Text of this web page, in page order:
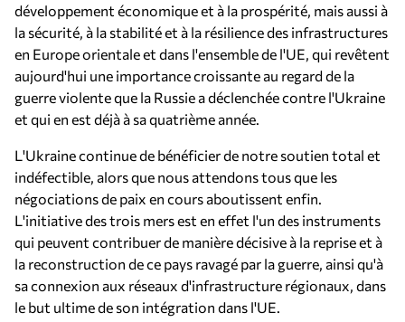
développement économique et à la prospérité, mais aussi à
la sécurité, à la stabilité et à la résilience des infrastructures
en Europe orientale et dans l'ensemble de l'UE, qui revêtent
aujourd'hui une importance croissante au regard de la
guerre violente que la Russie a déclenchée contre l'Ukraine
et qui en est déjà à sa quatrième année.
L'Ukraine continue de bénéficier de notre soutien total et
indéfectible, alors que nous attendons tous que les
négociations de paix en cours aboutissent enfin.
L'initiative des trois mers est en effet l'un des instruments
qui peuvent contribuer de manière décisive à la reprise et à
la reconstruction de ce pays ravagé par la guerre, ainsi qu'à
sa connexion aux réseaux d'infrastructure régionaux, dans
le but ultime de son intégration dans l'UE.